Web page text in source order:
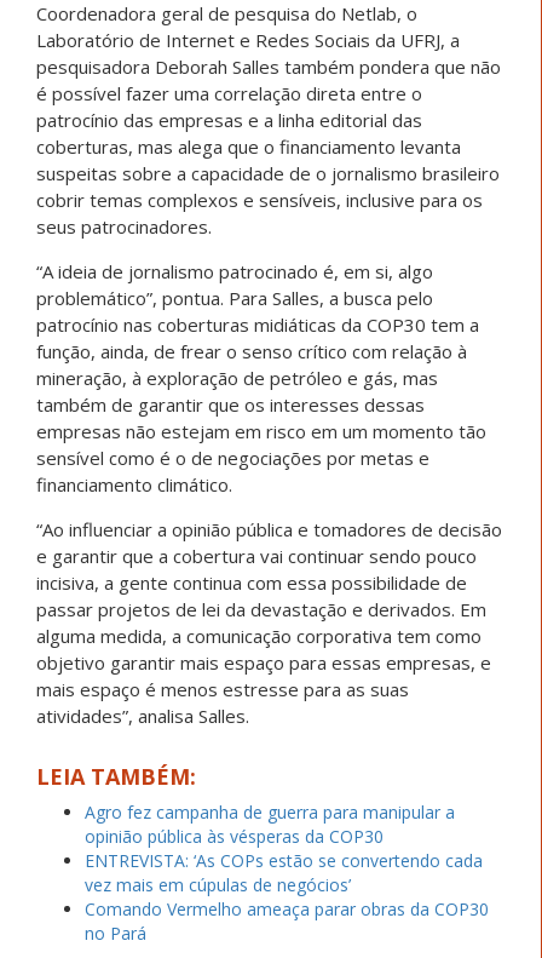
Coordenadora geral de pesquisa do Netlab, o
Laboratório de Internet e Redes Sociais da UFRJ, a
pesquisadora Deborah Salles também pondera que não
é possível fazer uma correlação direta entre o
patrocínio das empresas e a linha editorial das
coberturas, mas alega que o financiamento levanta
suspeitas sobre a capacidade de o jornalismo brasileiro
cobrir temas complexos e sensíveis, inclusive para os
seus patrocinadores.
“A ideia de jornalismo patrocinado é, em si, algo
problemático”, pontua. Para Salles, a busca pelo
patrocínio nas coberturas midiáticas da COP30 tem a
função, ainda, de frear o senso crítico com relação à
mineração, à exploração de petróleo e gás, mas
também de garantir que os interesses dessas
empresas não estejam em risco em um momento tão
sensível como é o de negociações por metas e
financiamento climático.
“Ao influenciar a opinião pública e tomadores de decisão
e garantir que a cobertura vai continuar sendo pouco
incisiva, a gente continua com essa possibilidade de
passar projetos de lei da devastação e derivados. Em
alguma medida, a comunicação corporativa tem como
objetivo garantir mais espaço para essas empresas, e
mais espaço é menos estresse para as suas
atividades”, analisa Salles.
LEIA TAMBÉM:
Agro fez campanha de guerra para manipular a
opinião pública às vésperas da COP30
ENTREVISTA: ‘As COPs estão se convertendo cada
vez mais em cúpulas de negócios’
Comando Vermelho ameaça parar obras da COP30
no Pará